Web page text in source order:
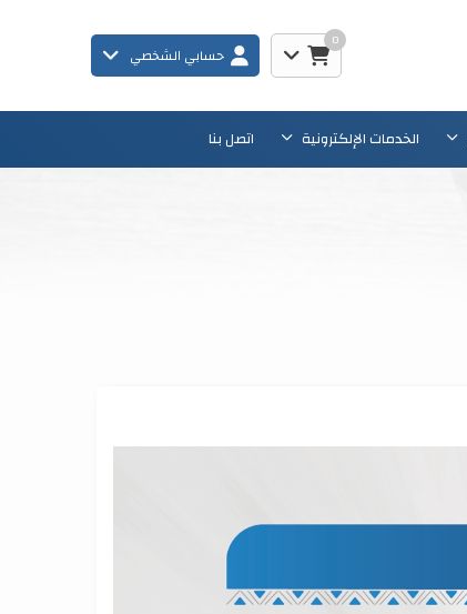
0
حسابي الشخصي
الخدمات الإلكترونية اتصل بنا